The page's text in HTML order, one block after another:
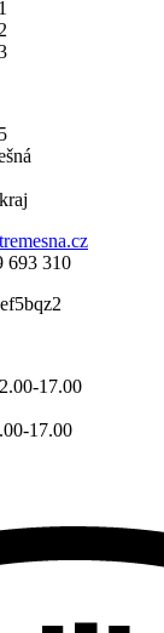
693 310
17.00
17.00